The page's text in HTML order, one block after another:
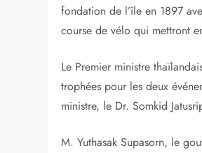
fondation de l’île en 1897
course de vélo qui mettront
Le Premier ministre
trophées pour les deux
ministre, le Dr. Somkid
M. Yuthasak Supasorn, le